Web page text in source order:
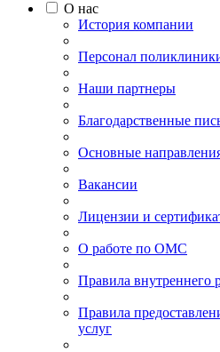
О нас
История компании
Персонал
Наши партнеры
Благодарственные
Основные
Вакансии
Лицензии и
О работе по ОМС
Правила внутреннего
Правила
услуг